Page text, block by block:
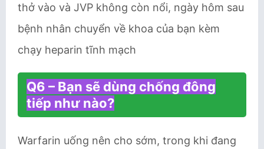
thở vào và JVP không còn nổi, ngày hôm sau
bệnh nhân chuyển về khoa của bạn kèm
chạy heparin tĩnh mạch
Q6 – Bạn sẽ dùng chống đông
tiếp như nào?
Warfarin uống nên cho sớm, trong khi đang